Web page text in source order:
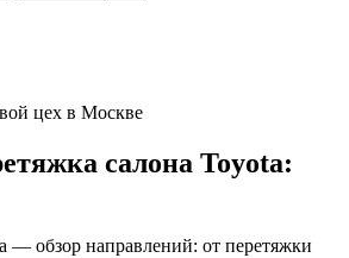
цех в Москве
салона Toyota:
— обзор направлений: от перетяжки